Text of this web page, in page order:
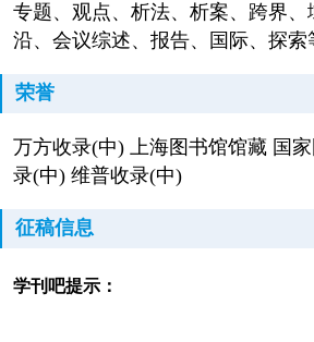
专题、观点、析法、析案、跨界
沿、会议综述、报告、国际、探索
荣誉
万方收录(中) 上海图书馆馆藏 国
录(中) 维普收录(中)
征稿信息
学刊吧提示：